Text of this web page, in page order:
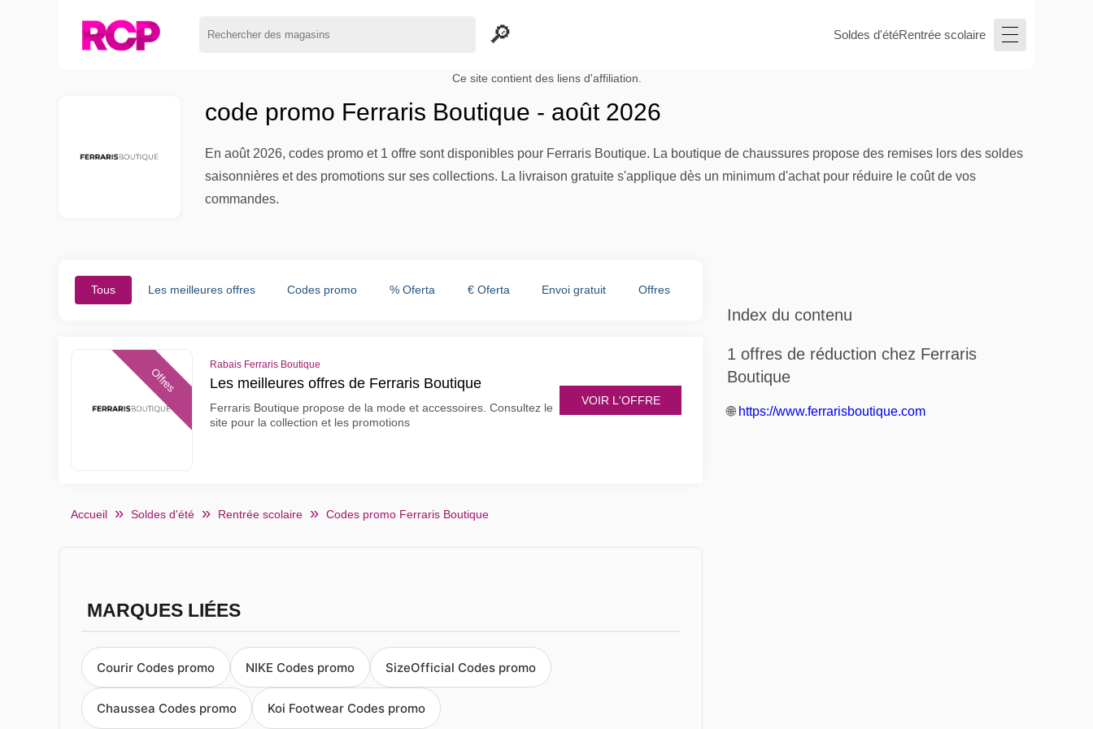
Soldes d'étéRentrée scolaire
Ce site contient des liens d'affiliation.
code promo Ferraris Boutique - août 2026
En août 2026, codes promo et 1 offre sont disponibles pour Ferraris Boutique. La boutique de chaussures propose des remises lors des soldes
saisonnières et des promotions sur ses collections. La livraison gratuite s'applique dès un minimum d'achat pour réduire le coût de vos
commandes.
Tous Les meilleures offres Codes promo % Oferta € Oferta Envoi gratuit Offres
Offres
Rabais Ferraris Boutique
Les meilleures offres de Ferraris Boutique
Ferraris Boutique propose de la mode et accessoires. Consultez le
site pour la collection et les promotions
VOIR L'OFFRE
Accueil Soldes d'été Rentrée scolaire Codes promo Ferraris Boutique
MARQUES LIÉES
Courir Codes promo NIKE Codes promo SizeOfficial Codes promo
Chaussea Codes promo Koi Footwear Codes promo
Index du contenu
1 offres de réduction chez Ferraris
Boutique
🌐 https://www.ferrarisboutique.com